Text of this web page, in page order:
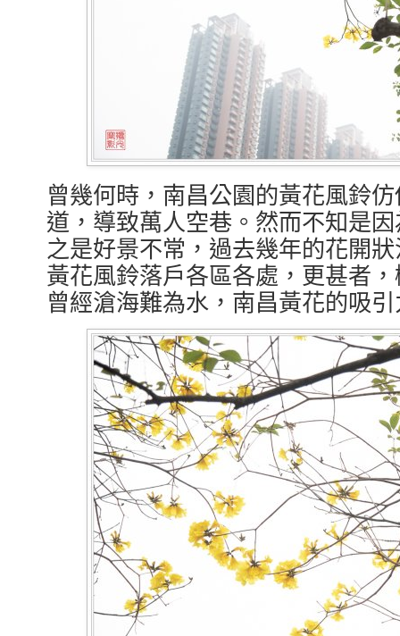
曾幾何時，南昌公園的黃花風鈴
道，導致萬人空巷。然而不知是
之是好景不常，過去幾年的花開
黃花風鈴落戶各區各處，更甚者
曾經滄海難為水，南昌黃花的吸